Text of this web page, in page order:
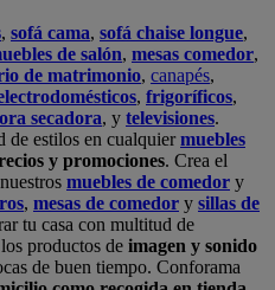
, sofá cama, sofá chaise longue,
de salón, mesas comedor,
de matrimonio, canapés,
, frigoríficos,
secadora, y televisiones.
de estilos en cualquiermuebles
y promociones. Crea el
muebles de comedor y
, mesas de comedor y sillas de
tu casa con multitud de
productos de imagen y sonido
de buen tiempo. Conforama